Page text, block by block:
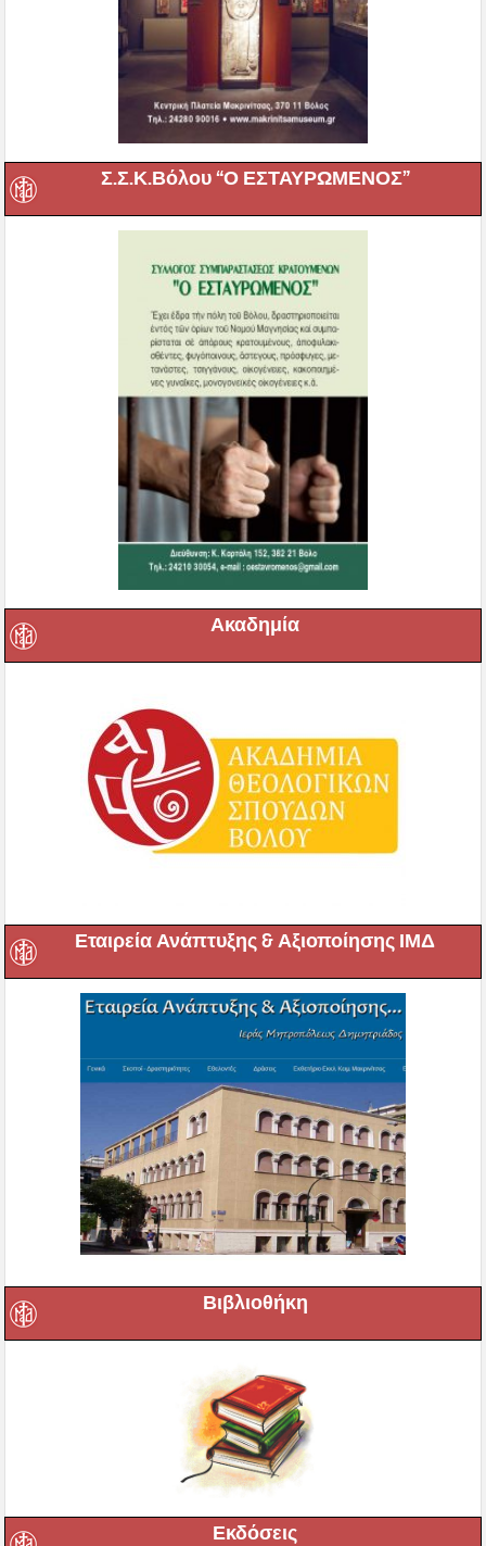
Σ.Σ.Κ.Βόλου “Ο ΕΣΤΑΥΡΩΜΕΝΟΣ”
Ακαδημία
Εταιρεία Ανάπτυξης & Αξιοποίησης ΙΜΔ
Βιβλιοθήκη
Εκδόσεις